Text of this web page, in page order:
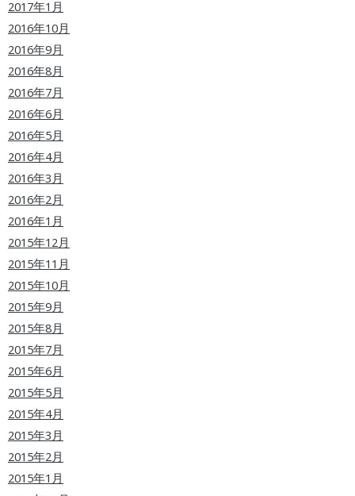
2017年1月
2016年10月
2016年9月
2016年8月
2016年7月
2016年6月
2016年5月
2016年4月
2016年3月
2016年2月
2016年1月
2015年12月
2015年11月
2015年10月
2015年9月
2015年8月
2015年7月
2015年6月
2015年5月
2015年4月
2015年3月
2015年2月
2015年1月